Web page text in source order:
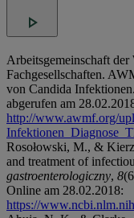
Arbeitsgemeinschaft
Fachgesellschaften.
von Candida
abgerufen am
http://www.awmf.org/
Rosołowski, M., &
and treatment of
gastroenterologiczny, 8
Online am 28.02.2018:
https://